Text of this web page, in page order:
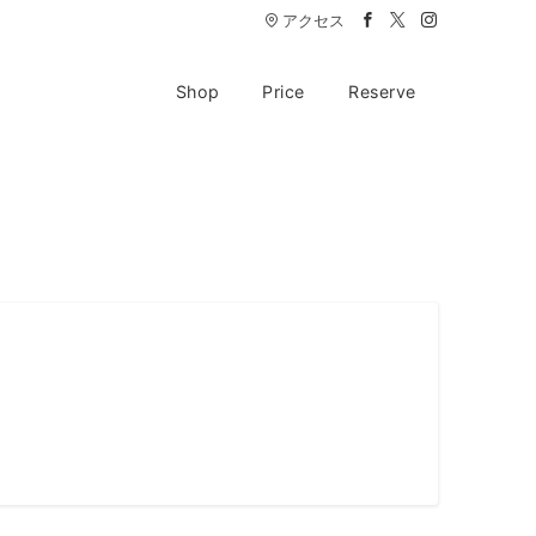
アクセス
Shop Price Reserve